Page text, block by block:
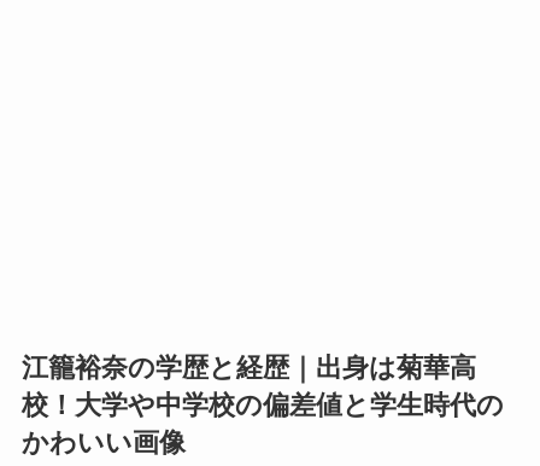
江籠裕奈の学歴と経歴｜出身は菊華高
校！大学や中学校の偏差値と学生時代の
かわいい画像